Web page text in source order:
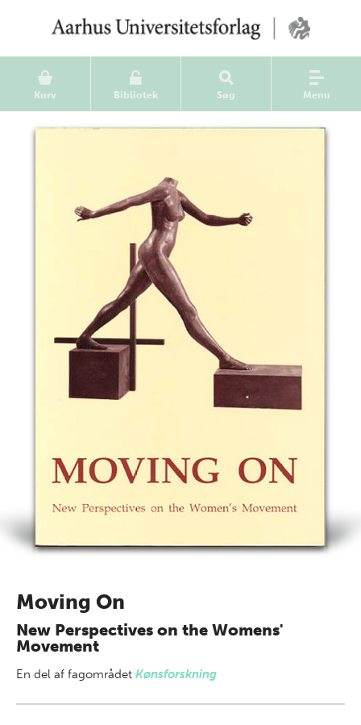
Kurv Bibliotek Søg Menu
Moving On
New Perspectives on the Womens'
Movement
En del af fagområdet Kønsforskning